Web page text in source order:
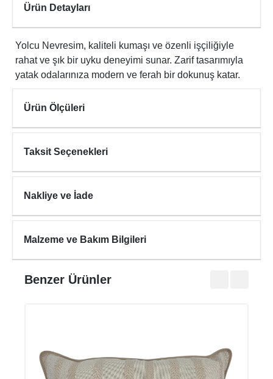
Ürün Detayları
Yolcu Nevresim, kaliteli kumaşı ve özenli işçiliğiyle
rahat ve şık bir uyku deneyimi sunar. Zarif tasarımıyla
yatak odalarınıza modern ve ferah bir dokunuş katar.
Ürün Ölçüleri
Taksit Seçenekleri
Nakliye ve İade
Malzeme ve Bakım Bilgileri
Benzer Ürünler